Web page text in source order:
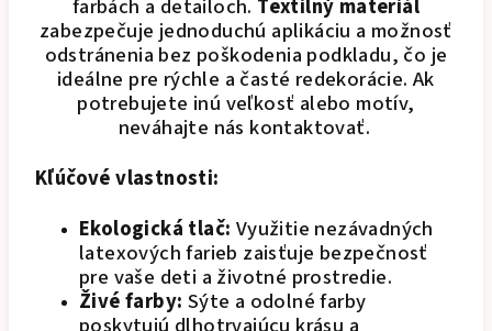
farbách a detailoch. Textilný materiál
zabezpečuje jednoduchú aplikáciu a možnosť
odstránenia bez poškodenia podkladu, čo je
ideálne pre rýchle a časté redekorácie. Ak
potrebujete inú veľkosť alebo motív,
neváhajte nás kontaktovať.
Kľúčové vlastnosti:
Ekologická tlač: Využitie nezávadných
latexových farieb zaisťuje bezpečnosť
pre vaše deti a životné prostredie.
Živé farby: Sýte a odolné farby